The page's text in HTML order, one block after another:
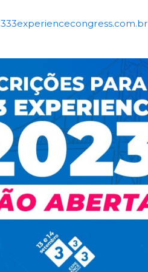
333experiencecongress.com.br